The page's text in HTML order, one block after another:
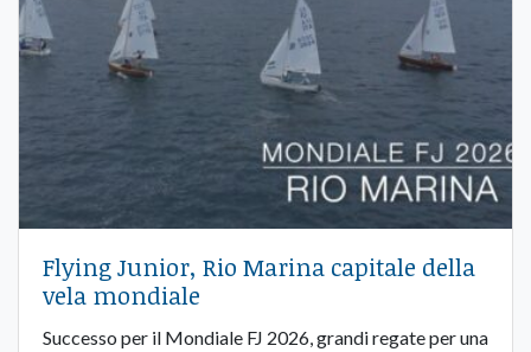
Flying Junior, Rio Marina capitale della
vela mondiale
Successo per il Mondiale FJ 2026, grandi regate per una